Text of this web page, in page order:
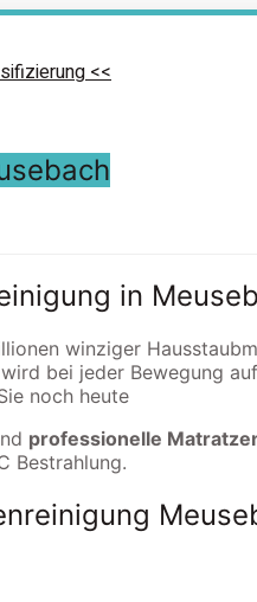
<<
in
winziger
bei jeder Bewegung
noch heute
professionelle
Bestrahlung.